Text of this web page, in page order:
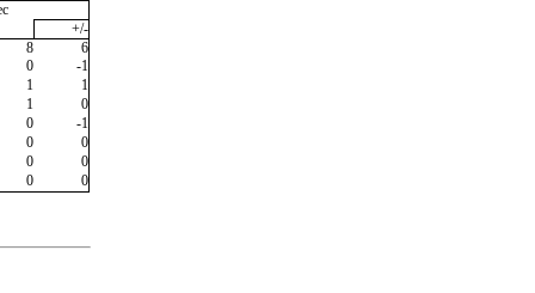
+/-
8
6
0
-1
1
1
1
0
0
-1
0
0
0
0
0 0